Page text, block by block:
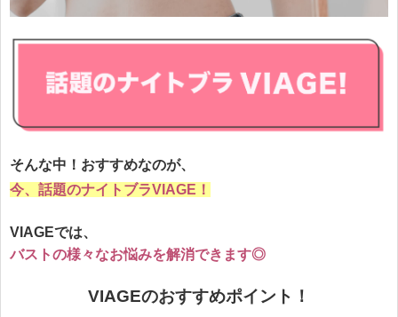
そんな中！おすすめなのが、
今、話題のナイトブラVIAGE！
VIAGEでは、
バストの様々なお悩みを解消できます◎
VIAGEのおすすめポイント！